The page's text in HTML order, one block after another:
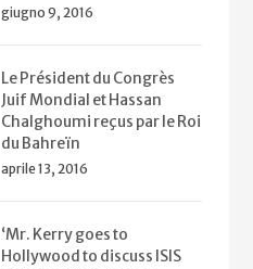
giugno 9, 2016
Le Président du Congrès
Juif Mondial et Hassan
Chalghoumi reçus par le Roi
du Bahreïn
aprile 13, 2016
‘Mr. Kerry goes to
Hollywood to discuss ISIS